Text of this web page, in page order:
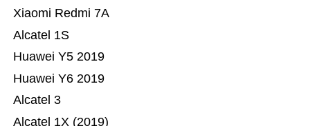
Alcatel 1X (2019)
Alcatel 3
Huawei Y6 2019
Huawei Y5 2019
Alcatel 1S
Xiaomi Redmi 7A